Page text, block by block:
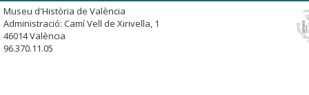
Museu d'Història de València
Administració: Camí Vell de Xirivella, 1
46014 València
96.370.11.05